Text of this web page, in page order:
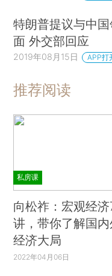
特朗普提议与中
面 外交部回应
2019年08月15日 APP打
推荐阅读
私房课
向松祚：宏观经
讲，带你了解国
经济大局
2022年04月06日